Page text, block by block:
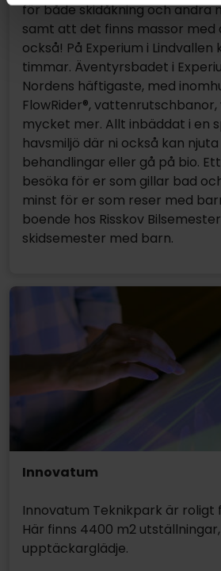
för både skidåkning och andra
samt att det finns massor
också! På Experium i Lindvallen
timmar. Äventyrsbadet i
Nordens häftigaste, med
FlowRider®,
mycket mer. Allt inbäddat i en
havsmiljö där ni också kan
behandlingar eller gå på bio.
besöka för er som gillar bad
minst för er som reser med
boende hos Risskov
skidsemester med barn.
Innovatum
Innovatum Teknikpark är roligt
Här finns 4400 m2
upptäckarglädje.